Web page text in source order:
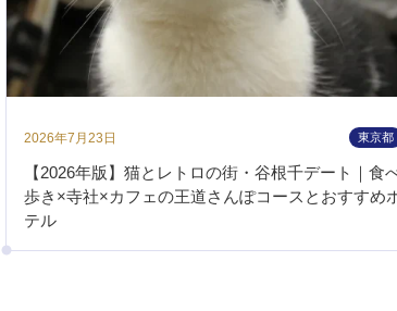
2026年7月23日 東京都
【2026年版】猫とレトロの街・谷根千デート｜食
歩き×寺社×カフェの王道さんぽコースとおすすめ
テル